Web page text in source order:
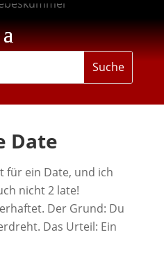
Date
für ein Date, und ich
nicht 2 late!
Der Grund: Du
Das Urteil: Ein